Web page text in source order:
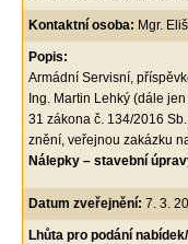
Kontaktní osoba: Mgr.
Popis:
Armádní Servisní,
Ing. Martin Lehký (dále
31 zákona č. 134/2016
znění, veřejnou zakázku
Nálepky – stavební
Datum zveřejnění: 7. 3.
Lhůta pro podání